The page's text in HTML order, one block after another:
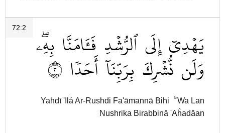
72:2 يَهۡدِيٓ إِلَى ٱلرُّشۡدِ فَـَٔامَنَّا بِهِۦۖ
وَلَن نُّشۡرِكَ بِرَبِّنَآ أَحَدٗا ٢
Yahdī 'Ilá Ar-Rushdi Fa'āmannā Bihi ۖ Wa Lan
Nushrika Birabbinā 'Aĥadāan